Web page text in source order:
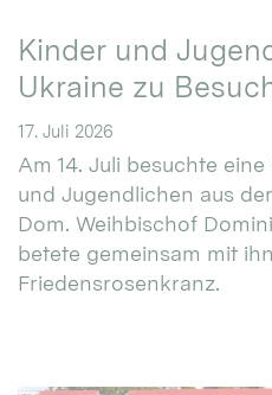
Kinder und
Ukraine zu
17. Juli 2026
Am 14. Juli besuchte
und Jugendlichen aus
Dom. Weihbischof
betete gemeinsam mit
Friedensrosenkranz.